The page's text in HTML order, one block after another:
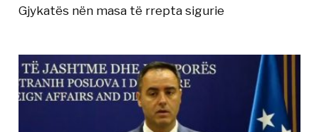
Gjykatës nën masa të rrepta sigurie